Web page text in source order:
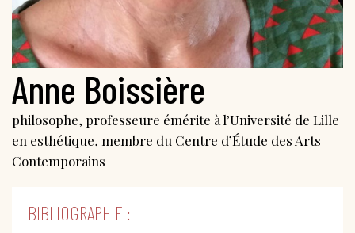
Anne Boissière
philosophe, professeure émérite à l’Université de Lille
en esthétique, membre du Centre d’Étude des Arts
Contemporains
BIBLIOGRAPHIE :